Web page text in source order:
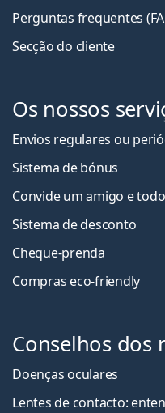
Perguntas frequentes
Secção do cliente
Os nossos
Envios regulares ou
Sistema de bónus
Convide um amigo e
Sistema de desconto
Cheque-prenda
Compras eco-friendly
Conselhos dos
Doenças oculares
Lentes de contacto: